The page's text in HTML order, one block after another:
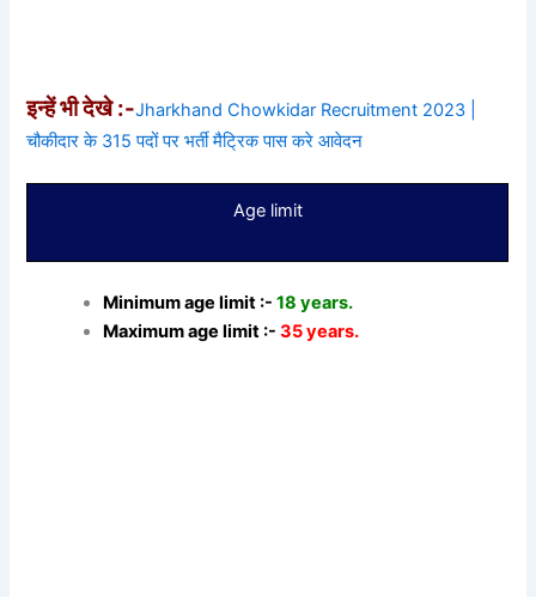
इन्हें भी देखे :-Jharkhand Chowkidar Recruitment 2023 |
चौकीदार के 315 पदों पर भर्ती मैट्रिक पास करे आवेदन
Age limit
Minimum age limit :-18 years.
Maximum age limit :-35 years.